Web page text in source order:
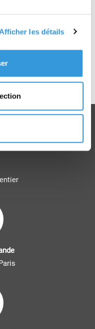
Afficher les détails
partir de 99,75 €
Découvrir